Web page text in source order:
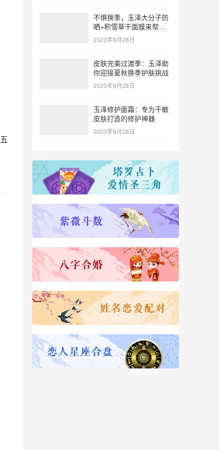
不惧换季，玉泽大分子防
晒+积雪草干面膜来帮
忙！
2023年9月28日
皮肤完美过渡季：玉泽助
你迎接夏秋换季护肤挑战
2023年9月28日
玉泽修护面霜：专为干敏
皮肤打造的修护神器
2023年9月28日